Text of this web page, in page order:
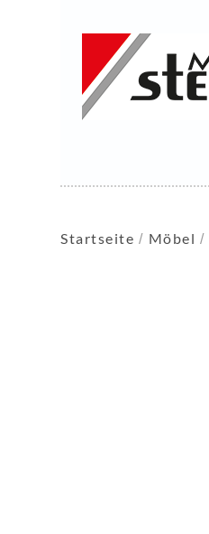
Startseite Möbel